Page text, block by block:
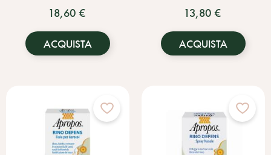
18,60 €
ACQUISTA
13,80 €
ACQUISTA